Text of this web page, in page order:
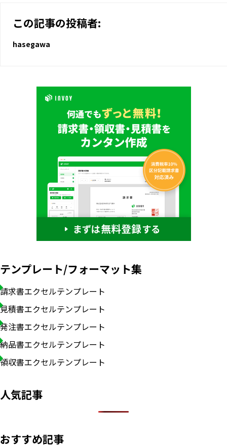
この記事の投稿者:
hasegawa
テンプレート/フォーマット集
請求書エクセルテンプレート
見積書エクセルテンプレート
発注書エクセルテンプレート
納品書エクセルテンプレート
領収書エクセルテンプレート
人気記事
おすすめ記事